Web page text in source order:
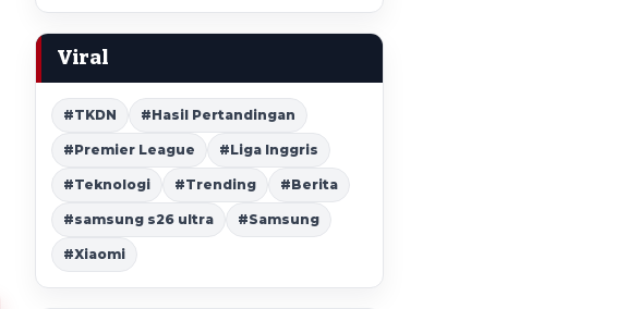
Viral
#TKDN #Hasil Pertandingan
#Premier League #Liga Inggris
#Teknologi #Trending #Berita
#samsung s26 ultra #Samsung
#Xiaomi